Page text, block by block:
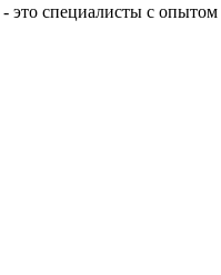
это специалисты с